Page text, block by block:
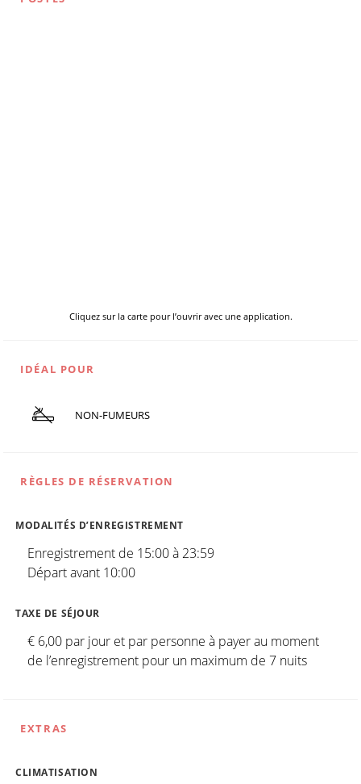
Cliquez sur la carte pour l’ouvrir avec une application.
IDÉAL POUR
NON-FUMEURS
RÈGLES DE RÉSERVATION
MODALITÉS D’ENREGISTREMENT
Enregistrement de 15:00 à 23:59
Départ avant 10:00
TAXE DE SÉJOUR
€ 6,00 par jour et par personne à payer au moment
de l’enregistrement pour un maximum de 7 nuits
EXTRAS
CLIMATISATION